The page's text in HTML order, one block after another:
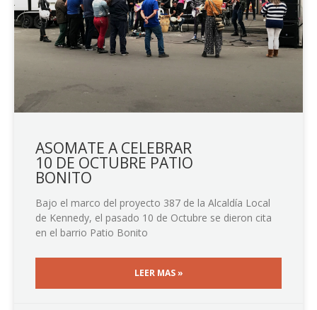
ASOMATE A CELEBRAR
10 DE OCTUBRE PATIO
BONITO
Bajo el marco del proyecto 387 de la Alcaldía Local
de Kennedy, el pasado 10 de Octubre se dieron cita
en el barrio Patio Bonito
LEER MAS »